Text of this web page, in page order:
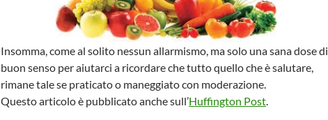
Insomma, come al solito nessun allarmismo, ma solo una sana dose di
buon senso per aiutarci a ricordare che tutto quello che è salutare,
rimane tale se praticato o maneggiato con moderazione.
Questo articolo è pubblicato anche sull’Huffington Post.